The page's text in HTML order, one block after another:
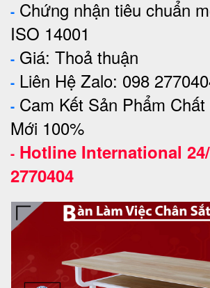
- Chứng nhận tiêu chuẩn
ISO 14001
- Giá: Thoả thuận
- Liên Hệ Zalo: 098
- Cam Kết Sản Phẩm
Mới 100%
- Hotline International
2770404